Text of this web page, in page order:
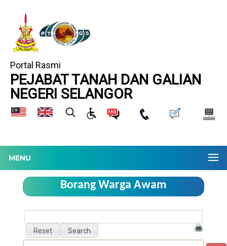
Portal Rasmi
PEJABAT TANAH DAN GALIAN
NEGERI SELANGOR
MENU
Borang Warga Awam